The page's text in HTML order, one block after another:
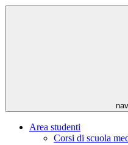
Area studenti
Corsi di scuola